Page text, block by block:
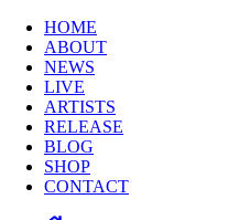
HOME
ABOUT
NEWS
LIVE
ARTISTS
RELEASE
BLOG
SHOP
CONTACT